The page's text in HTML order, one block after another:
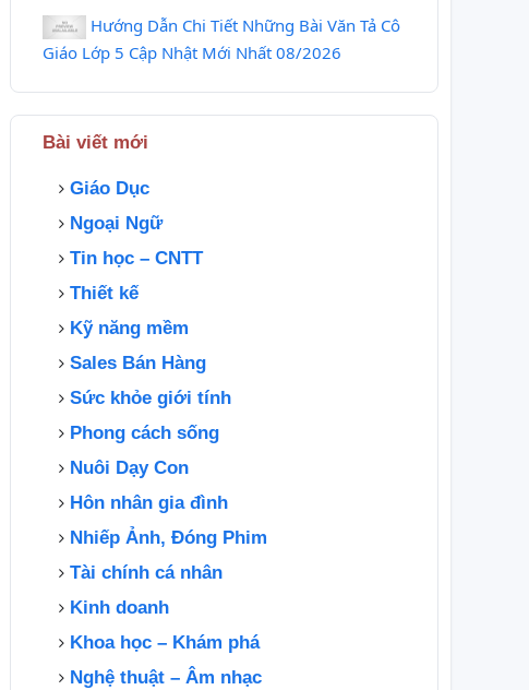
REVIEW PHIM :
CÔ ẤY KHÔNG
FULL
#reviewphim
#phimhaynhat2025
Cô nàng không
thuê chàng trai
khiến mẹ mình
Hướng Dẫn Chi Tiết Những Bài Văn Tả Cô
Giáo Lớp 5 Cập Nhật Mới Nhất 08/2026
Bài viết mới
Giáo Dục
Ngoại Ngữ
Tin học – CNTT
Thiết kế
Kỹ năng mềm
Sales Bán Hàng
Sức khỏe giới tính
Phong cách sống
Nuôi Dạy Con
Hôn nhân gia đình
Nhiếp Ảnh, Đóng Phim
Tài chính cá nhân
Kinh doanh
Khoa học – Khám phá
Nghệ thuật – Âm nhạc